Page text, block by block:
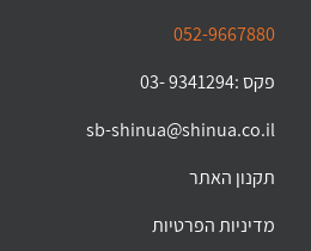
052-9667880
פקס :9341294 -03
sb-shinua@shinua.co.il
תקנון האתר
מדיניות הפרטיות